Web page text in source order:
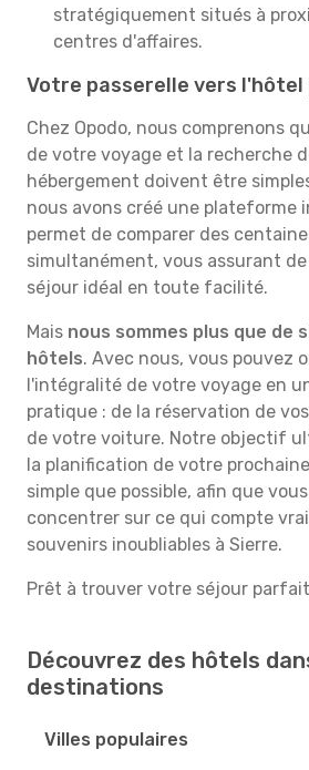
stratégiquement situés à
centres d'affaires.
Votre passerelle vers
Chez Opodo, nous comprenons
de votre voyage et la recherche
hébergement doivent être
nous avons créé une plateforme
permet de comparer des
simultanément, vous assurant
séjour idéal en toute facilité.
Mais nous sommes plus que de
hôtels. Avec nous, vous pouvez
l'intégralité de votre voyage en
pratique : de la réservation de
de votre voiture. Notre objectif
la planification de votre
simple que possible, afin que
concentrer sur ce qui compte
souvenirs inoubliables à Sierre.
Prêt à trouver votre séjour
Découvrez des hôtels
destinations
Villes populaires